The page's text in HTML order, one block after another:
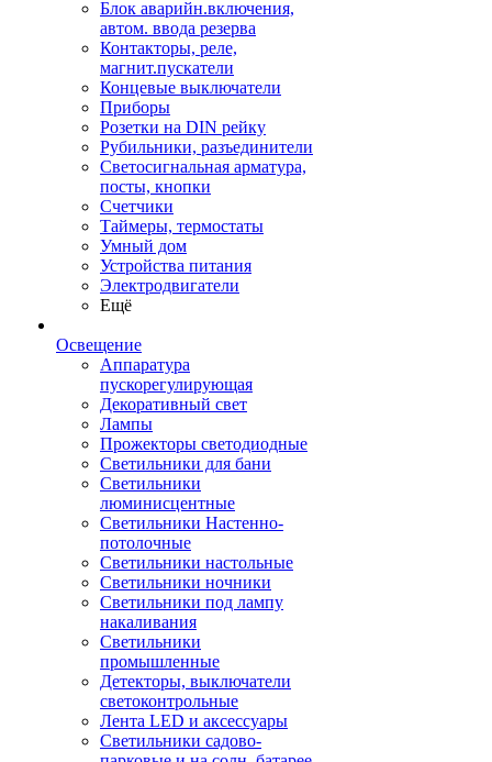
Блок аварийн.включения,
автом. ввода резерва
Контакторы, реле,
магнит.пускатели
Концевые выключатели
Приборы
Розетки на DIN рейку
Рубильники, разъединители
Светосигнальная арматура,
посты, кнопки
Счетчики
Таймеры, термостаты
Умный дом
Устройства питания
Электродвигатели
Ещё
Освещение
Аппаратура
пускорегулирующая
Декоративный свет
Лампы
Прожекторы светодиодные
Светильники для бани
Светильники
люминисцентные
Светильники Настенно-
потолочные
Светильники настольные
Светильники ночники
Светильники под лампу
накаливания
Светильники
промышленные
Детекторы, выключатели
светоконтрольные
Лента LED и аксессуары
Светильники садово-